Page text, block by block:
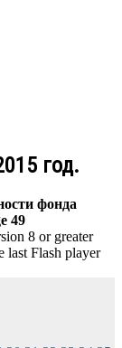
год.
фонда
49
8 or greater
last Flash player